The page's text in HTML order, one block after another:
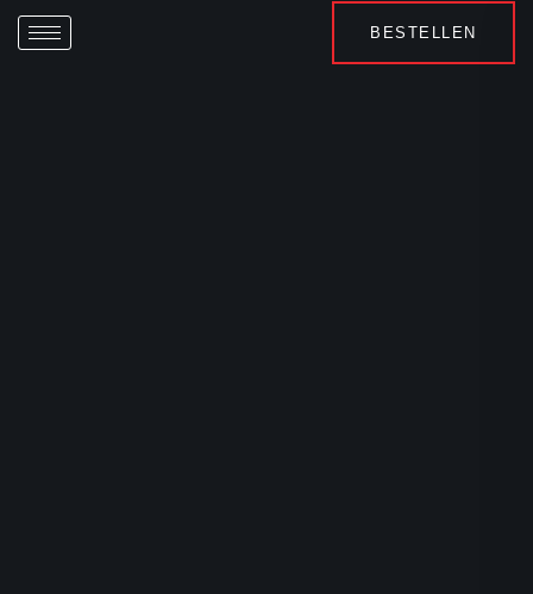
BESTELLEN